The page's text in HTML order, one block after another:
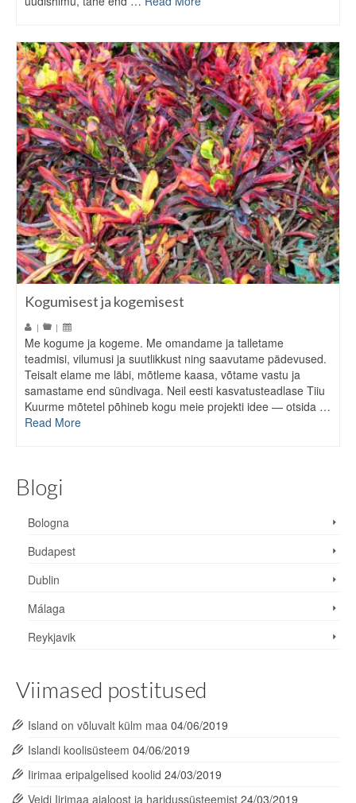
Kogumisest ja kogemisest
| |
Me kogume ja kogeme. Me omandame ja talletame
teadmisi, vilumusi ja suutlikkust ning saavutame pädevused.
Teisalt elame me läbi, mõtleme kaasa, võtame vastu ja
samastame end sündivaga. Neil eesti kasvatusteadlase Tiiu
Kuurme mõtetel põhineb kogu meie projekti idee — otsida …
Read More
Blogi
Bologna
Budapest
Dublin
Málaga
Reykjavik
Viimased postitused
Island on võluvalt külm maa 04/06/2019
Islandi koolisüsteem 04/06/2019
Iirimaa eripalgelised koolid 24/03/2019
Veidi Iirimaa ajaloost ja haridussüsteemist 24/03/2019